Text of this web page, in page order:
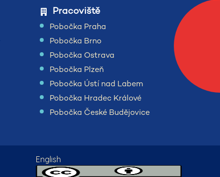
Pracoviště
Pobočka Praha
Pobočka Brno
Pobočka Ostrava
Pobočka Plzeň
Pobočka Ústí nad Labem
Pobočka Hradec Králové
Pobočka České Budějovice
English